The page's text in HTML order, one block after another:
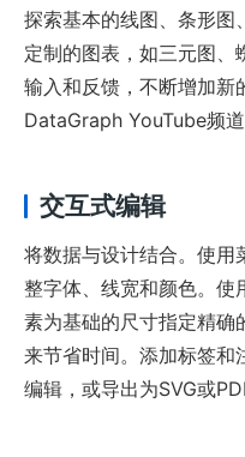
探索基本的线图、条形图
定制的图表，如三元图、
输入和反馈，不断增加新
DataGraph YouTube频道
交互式编辑
将数据与设计结合。使用
整字体、线宽和颜色。使
素为基础的尺寸指定精确
来节省时间。添加标签
编辑，或导出为SVG或